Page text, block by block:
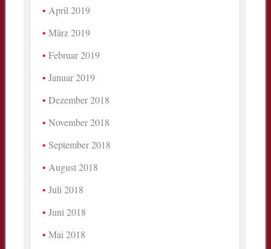
April 2019
März 2019
Februar 2019
Januar 2019
Dezember 2018
November 2018
September 2018
August 2018
Juli 2018
Juni 2018
Mai 2018